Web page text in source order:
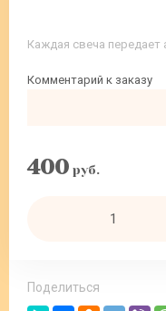
Каждая свеча
Комментарий к заказу
400 руб.
Поделиться